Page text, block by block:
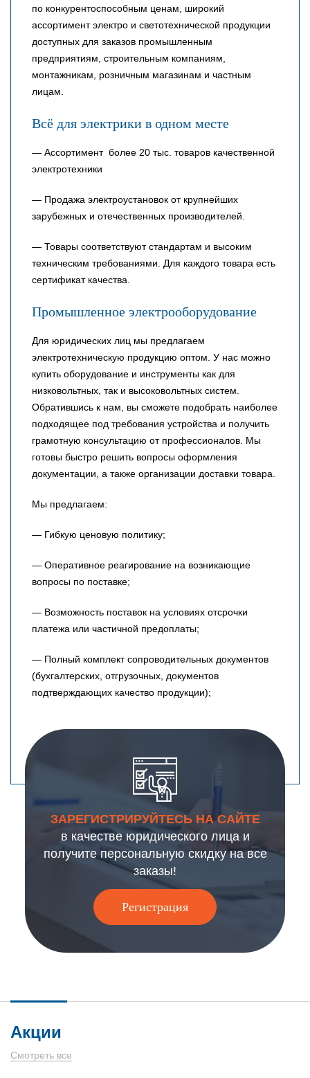
по конкурентоспособным ценам, широкий
ассортимент электро и светотехнической продукции
доступных для заказов промышленным
предприятиям, строительным компаниям,
монтажникам, розничным магазинам и частным
лицам.
Всё для электрики в одном месте
— Ассортимент более 20 тыс. товаров качественной
электротехники
— Продажа электроустановок от крупнейших
зарубежных и отечественных производителей.
— Товары соответствуют стандартам и высоким
техническим требованиями. Для каждого товара есть
сертификат качества.
Промышленное электрооборудование
Для юридических лиц мы предлагаем
электротехническую продукцию оптом. У нас можно
купить оборудование и инструменты как для
низковольтных, так и высоковольтных систем.
Обратившись к нам, вы сможете подобрать наиболее
подходящее под требования устройства и получить
грамотную консультацию от профессионалов. Мы
готовы быстро решить вопросы оформления
документации, а также организации доставки товара.
Мы предлагаем:
— Гибкую ценовую политику;
— Оперативное реагирование на возникающие
вопросы по поставке;
— Возможность поставок на условиях отсрочки
платежа или частичной предоплаты;
— Полный комплект сопроводительных документов
(бухгалтерских, отгрузочных, документов
подтверждающих качество продукции);
ЗАРЕГИСТРИРУЙТЕСЬ НА САЙТЕ
в качестве юридического лица и
получите персональную скидку на все
заказы!
Регистрация
Акции
Смотреть все